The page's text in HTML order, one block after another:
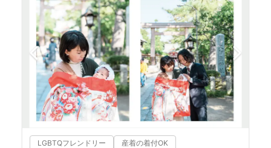
LGBTQフレンドリー 産着の着付OK